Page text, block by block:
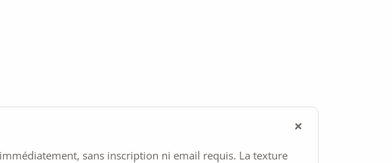
sans inscription ni email requis. La texture